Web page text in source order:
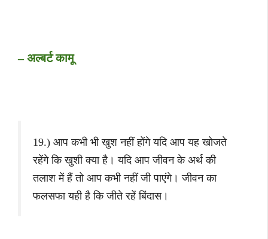
– अल्बर्ट कामू
19.) आप कभी भी खुश नहीं होंगे यदि आप यह खोजते
रहेंगे कि खुशी क्या है। यदि आप जीवन के अर्थ की
तलाश में हैं तो आप कभी नहीं जी पाएंगे। जीवन का
फलसफा यही है कि जीते रहें बिंदास।